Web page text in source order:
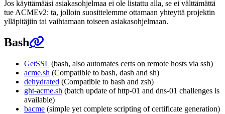
Jos käyttämääsi asiakasohjelmaa ei ole listattu alla, se ei välttämättä
tue ACMEv2: ta, jolloin suosittelemme ottamaan yhteyttä projektin
ylläpitäjiin tai vaihtamaan toiseen asiakasohjelmaan.
Bash
GetSSL (bash, also automates certs on remote hosts via ssh)
acme.sh (Compatible to bash, dash and sh)
dehydrated (Compatible to bash and zsh)
ght-acme.sh (batch update of http-01 and dns-01 challenges is
available)
bacme (simple yet complete scripting of certificate generation)